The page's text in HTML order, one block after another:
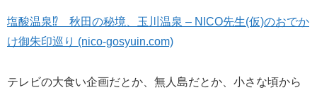
塩酸温泉⁉ 秋田の秘境、玉川温泉 – NICO先生(仮)のおでか
け御朱印巡り (nico-gosyuin.com)
テレビの大食い企画だとか、無人島だとか、小さな頃から